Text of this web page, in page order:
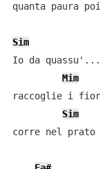
quanta paura
Sim
Io da
Mim
raccoglie i
Sim
corre nel